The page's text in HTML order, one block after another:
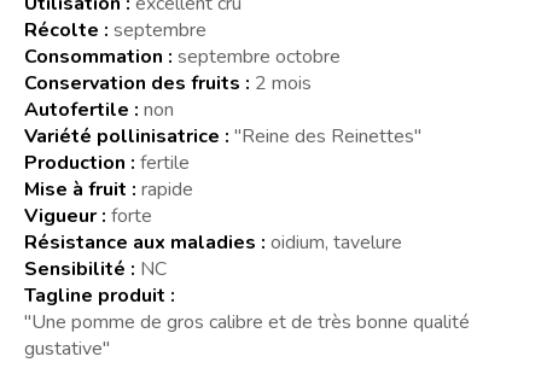
Récolte : septembre
Consommation : septembre octobre
Conservation des fruits : 2 mois
Autofertile : non
Variété pollinisatrice : "Reine des Reinettes"
Production : fertile
Mise à fruit : rapide
Vigueur : forte
Résistance aux maladies : oidium, tavelure
Sensibilité : NC
Tagline produit :
"Une pomme de gros calibre et de très bonne qualité
gustative"